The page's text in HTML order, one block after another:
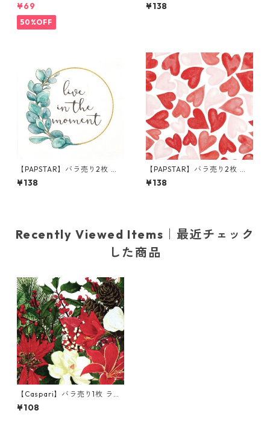
キン Geo Flowers グリーン
¥69
50%OFF
Jungle ホワイト
¥138
【PAPSTAR】バラ売り2枚 ラ
ンチサイズ ペーパーナプキン
Live in the Moment ホワイト
¥138
【PAPSTAR】バラ売り2枚 ラ
ンチサイズ ペーパーナプキン
Heart to Heart ホワイト
¥138
Recently Viewed Items｜最近チェック
した商品
【Caspari】バラ売り1枚 ラン
チサイズ ペーパーナプキン Ch
ristmas Garden ホワイト
¥108